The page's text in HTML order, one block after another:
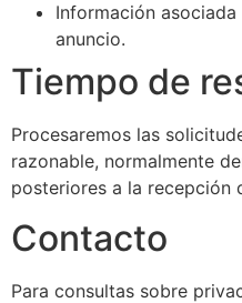
Información
anuncio.
Tiempo de
Procesaremos las
razonable, normalmente
posteriores a la recepción
Contacto
Para consultas sobre